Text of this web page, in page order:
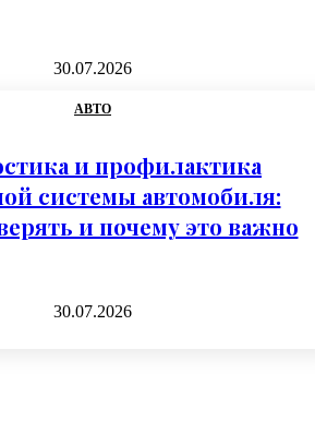
30.07.2026
АВТО
и профилактика
системы автомобиля:
и почему это важно
30.07.2026